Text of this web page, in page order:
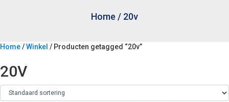
Home / 20v
Home/Winkel / Producten getagged “20v”
20V